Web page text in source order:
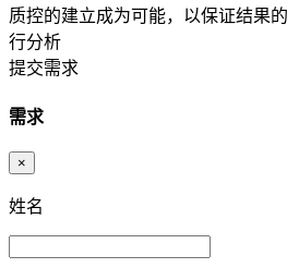
质控的建立成为可能，以保证结果
行分析
提交需求
需求
×
姓名